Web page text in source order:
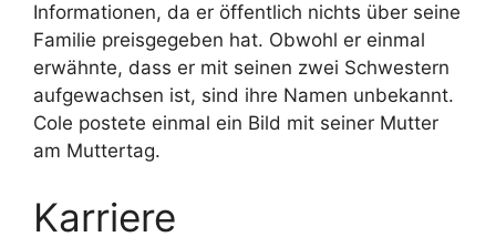
Informationen, da er öffentlich nichts über seine
Familie preisgegeben hat. Obwohl er einmal
erwähnte, dass er mit seinen zwei Schwestern
aufgewachsen ist, sind ihre Namen unbekannt.
Cole postete einmal ein Bild mit seiner Mutter
am Muttertag.
Karriere